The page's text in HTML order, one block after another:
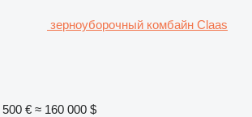
зерноуборочный комбайн Claas
500 € ≈ 160 000 $